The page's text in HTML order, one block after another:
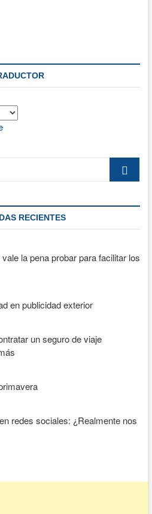
RECIENTES
la pena probar para facilitar los
en publicidad exterior
un seguro de viaje
redes sociales: ¿Realmente nos